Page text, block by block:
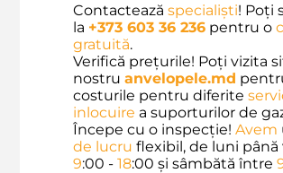
Contactează specialiști! Poți
la +373 603 36 236 pentru o
gratuită.
Verifică prețurile! Poți vizita
nostru anvelopele.md
costurile pentru diferite
inlocuire a suporturilor de
Începe cu o inspecție! Avem
de lucru flexibil, de luni până
9:00 - 18:00 și sâmbătă între